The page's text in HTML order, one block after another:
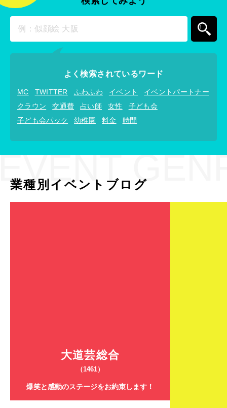
よく検索されているワード
MC TWITTER ふわふわ イベント
イベントパートナー
クラウン
交通費 占い師 女性
子ども会
子ども会パック
幼稚園 料金 時間
業種別イベントブログ
大道芸総合
（1461）
爆笑と感動のステージをお約束します！